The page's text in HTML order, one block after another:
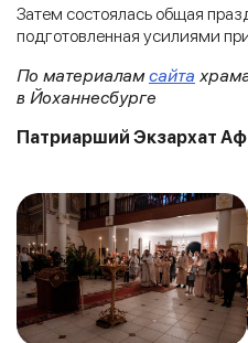
Затем состоялась общая
подготовленная усилиями
По материаламсайта
в Йоханнесбурге
Патриарший Экзархат